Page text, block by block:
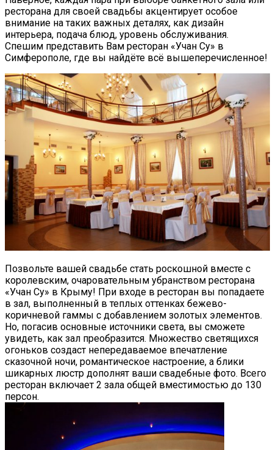
ресторана для своей свадьбы акцентирует особое
внимание на таких важных деталях, как дизайн
интерьера, подача блюд, уровень обслуживания.
Спешим представить Вам ресторан «Учан Су» в
Симферополе, где вы найдёте всё вышеперечисленное!
Позвольте вашей свадьбе стать роскошной вместе с
королевским, очаровательным убранством ресторана
«Учан Су» в Крыму! При входе в ресторан вы попадаете
в зал, выполненный в теплых оттенках бежево-
коричневой гаммы с добавлением золотых элементов.
Но, погасив основные источники света, вы сможете
увидеть, как зал преобразится. Множество светящихся
огоньков создаст непередаваемое впечатление
сказочной ночи, романтическое настроение, а блики
шикарных люстр дополнят ваши свадебные фото. Всего
ресторан включает 2 зала общей вместимостью до 130
персон.